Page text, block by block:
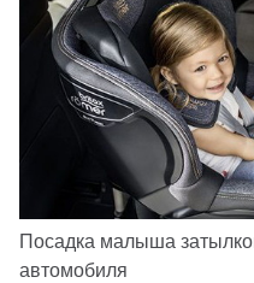
Посадка малыша
автомобиля